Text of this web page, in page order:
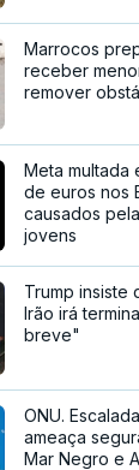
Marrocos
receber
remover
Meta multada
de euros nos
causados
jovens
Trump insiste
Irão irá
breve"
ONU.
ameaça
Mar Negro e